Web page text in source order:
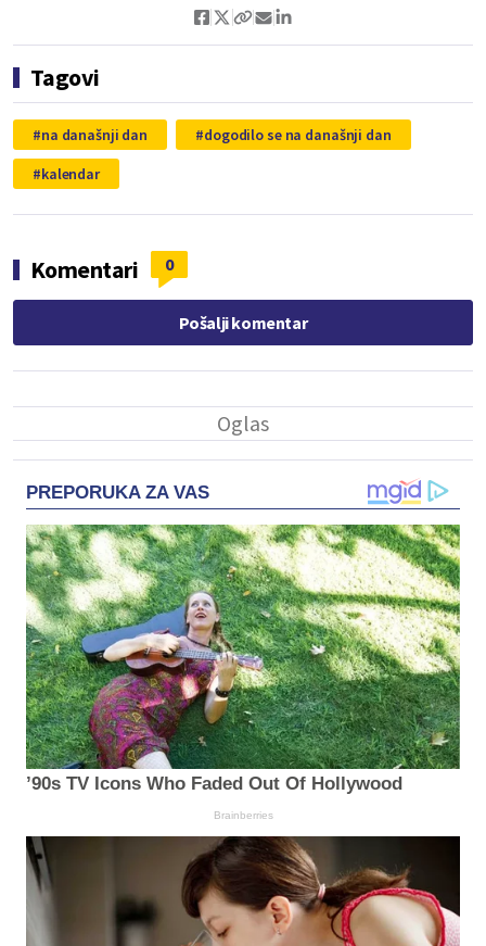
Tagovi
na današnji dan
dogodilo se na današnji dan
kalendar
Komentari 0
Pošalji komentar
PREPORUKA ZA VAS
’90s TV Icons Who Faded Out Of Hollywood
Brainberries